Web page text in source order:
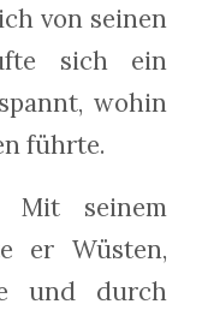
von seinen
sich ein
wohin
führte.
Mit seinem
er Wüsten,
und durch